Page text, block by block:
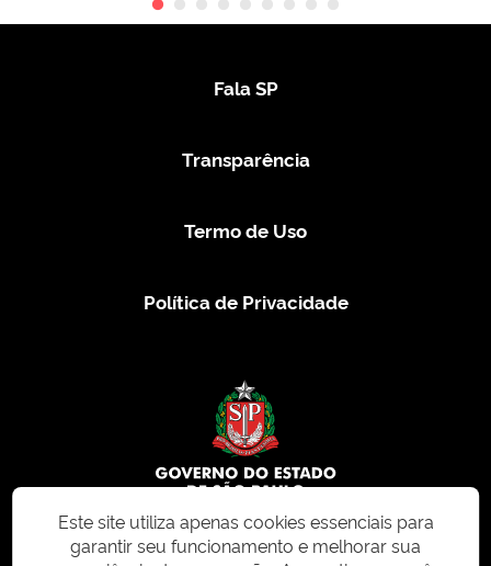
Fala SP
Transparência
Termo de Uso
Política de Privacidade
© 2026 CMS.SP.GOV.BR. Todos os direitos reservados.
Este site utiliza apenas cookies essenciais para
garantir seu funcionamento e melhorar sua